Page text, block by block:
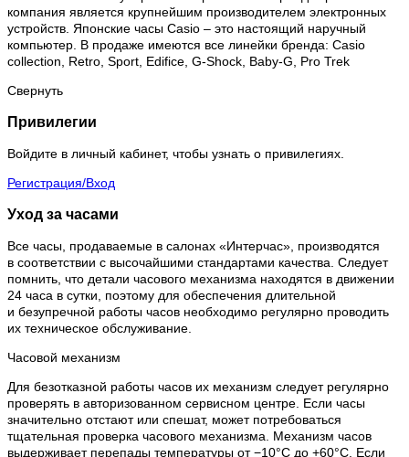
компания является крупнейшим производителем электронных
устройств. Японские часы Casio – это настоящий наручный
компьютер. В продаже имеются все линейки бренда: Casio
collection, Retro, Sport, Edifice, G-Shock, Baby-G, Pro Trek
Свернуть
Привилегии
Войдите в личный кабинет, чтобы узнать о привилегиях.
Регистрация/Вход
Уход за часами
Все часы, продаваемые в салонах «Интерчас», производятся
в соответствии с высочайшими стандартами качества. Следует
помнить, что детали часового механизма находятся в движении
24 часа в сутки, поэтому для обеспечения длительной
и безупречной работы часов необходимо регулярно проводить
их техническое обслуживание.
Часовой механизм
Для безотказной работы часов их механизм следует регулярно
проверять в авторизованном сервисном центре. Если часы
значительно отстают или спешат, может потребоваться
тщательная проверка часового механизма. Механизм часов
выдерживает перепады температуры от −10°C до +60°C. Если